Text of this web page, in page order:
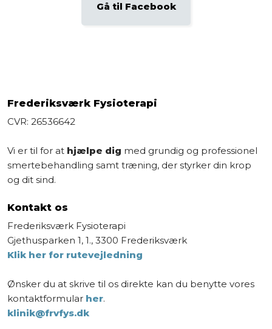
Gå til Facebook​
Frederiksværk Fysioterapi
CVR: 26536642
Vi er til for at hjælpe dig med grundig og professionel
smertebehandling samt træning, der styrker din krop
og dit sind.
Kontakt os
​Frederiksværk Fysioterapi
Gjethusparken 1, 1., 3300 Frederiksværk
Klik her for rutevejledning
Ønsker du at skrive til os direkte kan du benytte vores
kontaktformular her.
klinik@frvfys.dk